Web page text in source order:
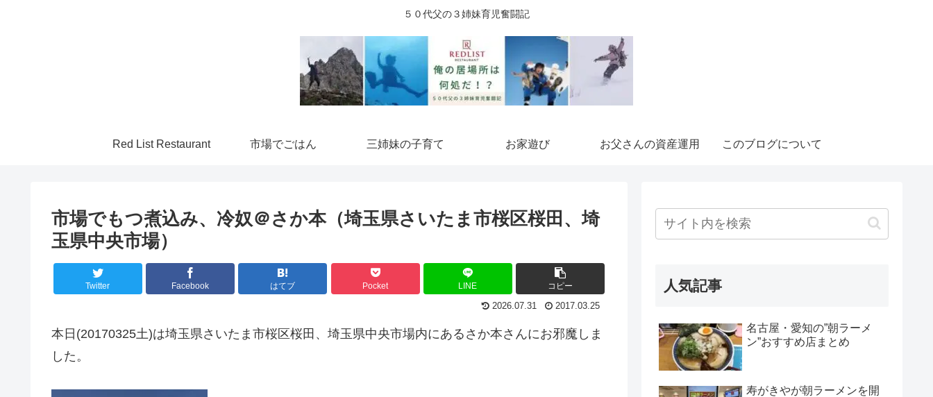
５０代父の３姉妹育児奮闘記
Red List Restaurant 市場でごはん 三姉妹の子育て お家遊び お父さんの資産運用 このブログについて
市場でもつ煮込み、冷奴＠さか本（埼玉県さいたま市桜区桜田、埼
玉県中央市場）
Twitter Facebook はてブ Pocket LINE コピー
2026.07.31 2017.03.25
本日(20170325土)は埼玉県さいたま市桜区桜田、埼玉県中央市場内にあるさか本さんにお邪魔しま
した。
人気記事
名古屋・愛知の”朝ラーメ
ン”おすすめ店まとめ
寿がきやが朝ラーメンを開